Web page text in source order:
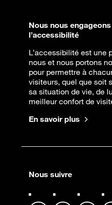
Nous nous
l’accessibilité
L’accessibilité est une
nous et nous portons
pour permettre à
visiteurs, quel que soit
sa situation de vie, de
meilleur confort de
En savoir plus
Nous suivre